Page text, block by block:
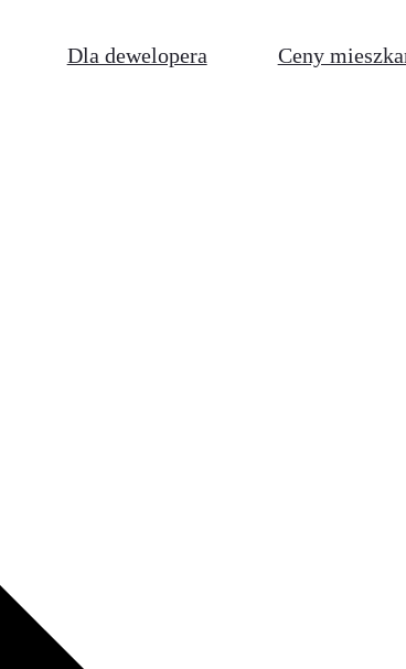
Dla dewelopera Ceny